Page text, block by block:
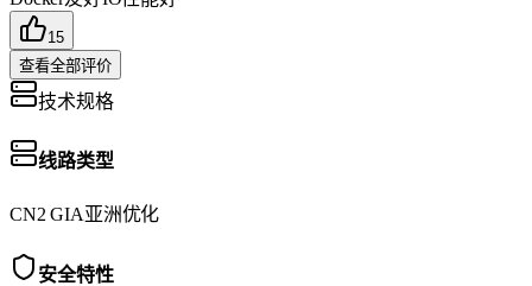
15
查看全部评价
技术规格
线路类型
CN2 GIA亚洲优化
安全特性